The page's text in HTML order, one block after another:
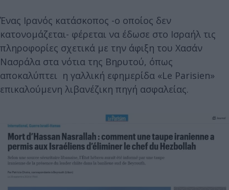
Ένας Ιρανός κατάσκοπος -ο οποίος δεν
κατονομάζεται- φέρεται να έδωσε στο Ισραήλ τις
πληροφορίες σχετικά με την άφιξη του Χασάν
Νασράλα στα νότια της Βηρυτού, όπως
αποκαλύπτει η γαλλική εφημερίδα «Le Parisien»
επικαλούμενη λιβανέζικη πηγή ασφαλείας.